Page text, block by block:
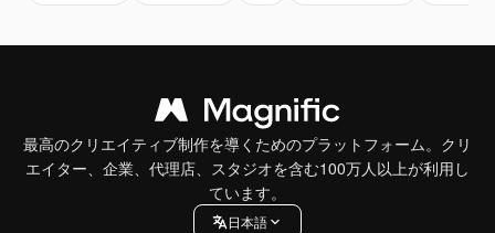
最高のクリエイティブ制作を導くためのプラットフォーム。クリ
エイター、企業、代理店、スタジオを含む100万人以上が利用し
ています。
日本語